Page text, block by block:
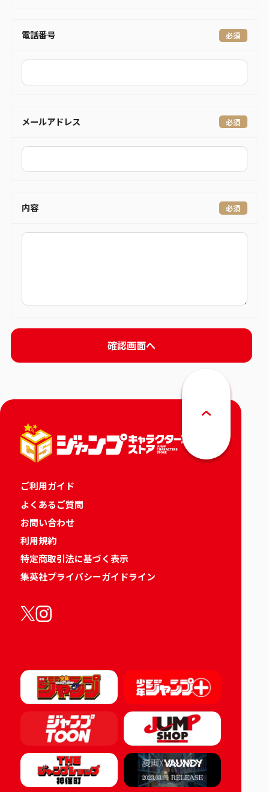
電話番号
メールアドレス
内容
ご利用ガイド
よくあるご質問
お問い合わせ
利用規約
特定商取引法に基づく表示
集英社プライバシーガイドライン